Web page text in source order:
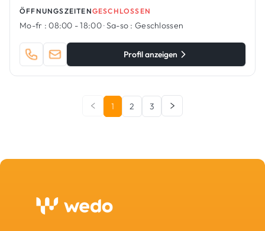
ÖFFNUNGSZEITENGESCHLOSSEN
Mo-fr : 08:00 - 18:00·Sa-so : Geschlossen
Profil anzeigen
1 2 3